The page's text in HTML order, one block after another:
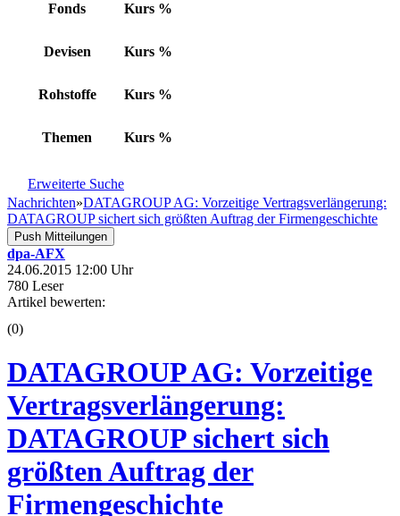
Fonds Kurs %
Devisen Kurs %
Rohstoffe Kurs %
Themen Kurs %
Erweiterte Suche
Nachrichten»DATAGROUP AG: Vorzeitige Vertragsverlängerung:
DATAGROUP sichert sich größten Auftrag der Firmengeschichte
Push Mitteilungen
dpa-AFX
24.06.2015 12:00 Uhr
780 Leser
Artikel bewerten:
(0)
DATAGROUP AG: Vorzeitige
Vertragsverlängerung:
DATAGROUP sichert sich
größten Auftrag der
Firmengeschichte